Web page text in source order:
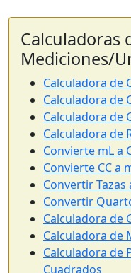
Calculadoras
Mediciones/
Calculadora de
Calculadora de
Calculadora de
Calculadora de
Convierte mL a
Convierte CC a
Convertir Tazas
Convertir
Calculadora de
Calculadora de
Calculadora de
Cuadrados